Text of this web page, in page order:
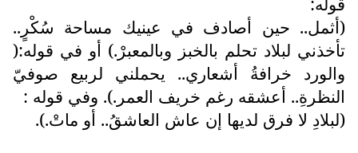
(أثمل.. حين أصادف في عينيك مساحة سُكْرٍ..
تأخذني لبلاد تحلم بالخبز وبالمعبرْ.) أو في قوله:(
والورد خرافةُ أشعاري.. يحملني لربيع صوفيّ
النظرةِ.. أعشقه رغم خريف العمر.). وفي قوله :
(لبلادِ لا فرق لديها إن عاش العاشقُ.. أو ماتْ.).